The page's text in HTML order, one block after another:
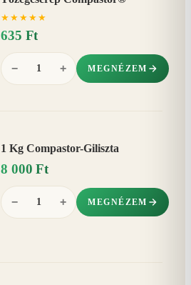
★ ★ ★ ★ ★
635 Ft
− + MEGNÉZEM
1 Kg Compastor-Giliszta
8 000 Ft
− + MEGNÉZEM